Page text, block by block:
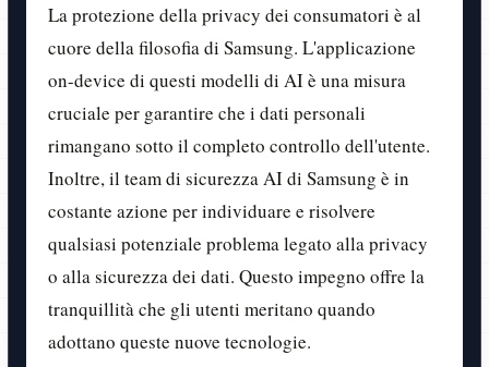
La protezione della privacy dei consumatori è al
cuore della filosofia di Samsung. L'applicazione
on-device di questi modelli di AI è una misura
cruciale per garantire che i dati personali
rimangano sotto il completo controllo dell'utente.
Inoltre, il team di sicurezza AI di Samsung è in
costante azione per individuare e risolvere
qualsiasi potenziale problema legato alla privacy
o alla sicurezza dei dati. Questo impegno offre la
tranquillità che gli utenti meritano quando
adottano queste nuove tecnologie.